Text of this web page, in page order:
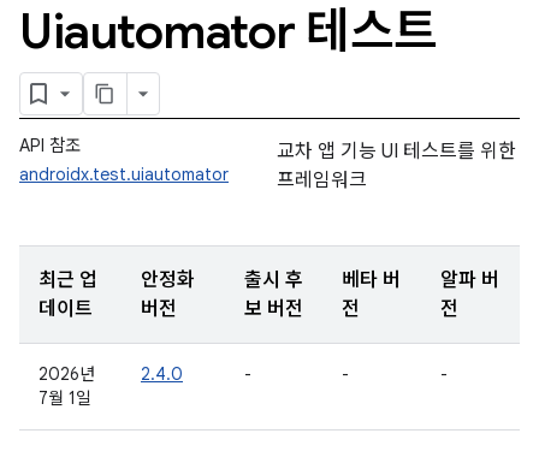
Uiautomator 테스트
API 참조
androidx.test.uiautomator
교차 앱 기능 UI 테스트를 위한
프레임워크
최근 업
데이트
안정화
버전
출시 후
보 버전
베타 버
전
알파 버
전
2026년
7월 1일
2.4.0 - - -